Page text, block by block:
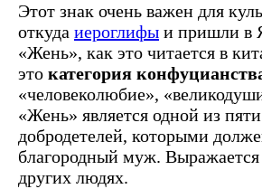
Этот знак очень важен для
откуда иероглифы и пришли в
«Жень», как это читается в
это категория
«человеколюбие»,
«Жень» является одной из
добродетелей, которыми
благородный муж. Выражается
других людях.